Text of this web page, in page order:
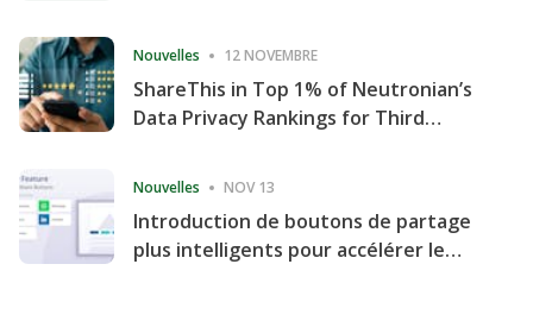
Nouvelles 12 NOVEMBRE
ShareThis in Top 1% of Neutronian’s
Data Privacy Rankings for Third
Nouvelles NOV 13
Introduction de boutons de partage
plus intelligents pour accélérer le